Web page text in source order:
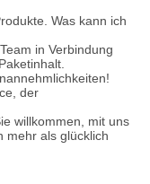
Was kann ich
in Verbindung
der
willkommen, mit uns
mehr als glücklich